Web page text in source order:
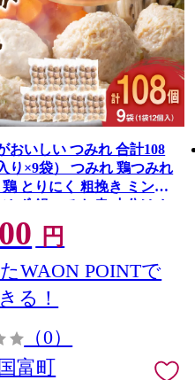
おいしい つみれ 合計108
り×9袋） つみれ 鶏つみれ
とりにく 粗挽き ミンチ
ず 鍋 つみれ串 小分け お
おかず 簡単 手軽 冷凍
円
WAON POINTで
る！
（0）
富町